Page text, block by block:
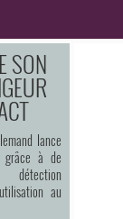
SON
lance
grâce à de
au